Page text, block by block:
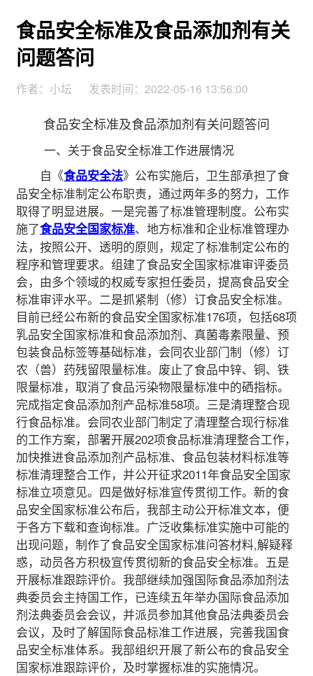
食品安全标准及食品添加剂有关
问题答问
作者：小坛 发表时间：2022-05-16 13:56:00
食品安全标准及食品添加剂有关问题答问
一、关于食品安全标准工作进展情况
自《食品安全法》公布实施后，卫生部承担了食
品安全标准制定公布职责，通过两年多的努力，工作
取得了明显进展。一是完善了标准管理制度。公布实
施了食品安全国家标准、地方标准和企业标准管理办
法，按照公开、透明的原则，规定了标准制定公布的
程序和管理要求。组建了食品安全国家标准审评委员
会，由多个领域的权威专家担任委员，提高食品安全
标准审评水平。二是抓紧制（修）订食品安全标准。
目前已经公布新的食品安全国家标准176项，包括68项
乳品安全国家标准和食品添加剂、真菌毒素限量、预
包装食品标签等基础标准，会同农业部门制（修）订
农（兽）药残留限量标准。废止了食品中锌、铜、铁
限量标准，取消了食品污染物限量标准中的硒指标。
完成指定食品添加剂产品标准58项。三是清理整合现
行食品标准。会同农业部门制定了清理整合现行标准
的工作方案，部署开展202项食品标准清理整合工作，
加快推进食品添加剂产品标准、食品包装材料标准等
标准清理整合工作，并公开征求2011年食品安全国家
标准立项意见。四是做好标准宣传贯彻工作。新的食
品安全国家标准公布后，我部主动公开标准文本，便
于各方下载和查询标准。广泛收集标准实施中可能的
出现问题，制作了食品安全国家标准问答材料,解疑释
惑，动员各方积极宣传贯彻新的食品安全标准。五是
开展标准跟踪评价。我部继续加强国际食品添加剂法
典委员会主持国工作，已连续五年举办国际食品添加
剂法典委员会会议，并派员参加其他食品法典委员会
会议，及时了解国际食品标准工作进展，完善我国食
品安全标准体系。我部组织开展了新公布的食品安全
国家标准跟踪评价，及时掌握标准的实施情况。